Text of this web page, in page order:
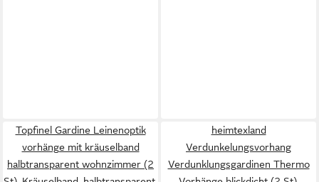
Topfinel Gardine Leinenoptik
vorhänge mit kräuselband
halbtransparent wohnzimmer (2
heimtexland
Verdunkelungsvorhang
Verdunklungsgardinen Thermo